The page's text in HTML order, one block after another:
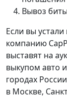
Вывоз
Если вы
компанию
выставят на
выкупом авто
городах
в Москве,